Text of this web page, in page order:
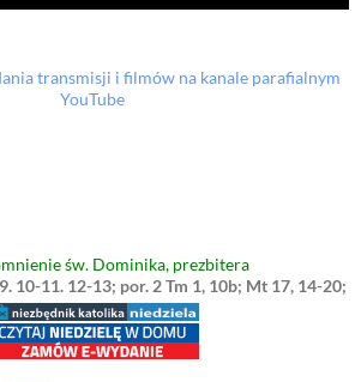
transmisji i filmów na kanale parafialnym
YouTube
św. Dominika, prezbitera
10-11. 12-13; por. 2 Tm 1, 10b; Mt 17, 14-20;